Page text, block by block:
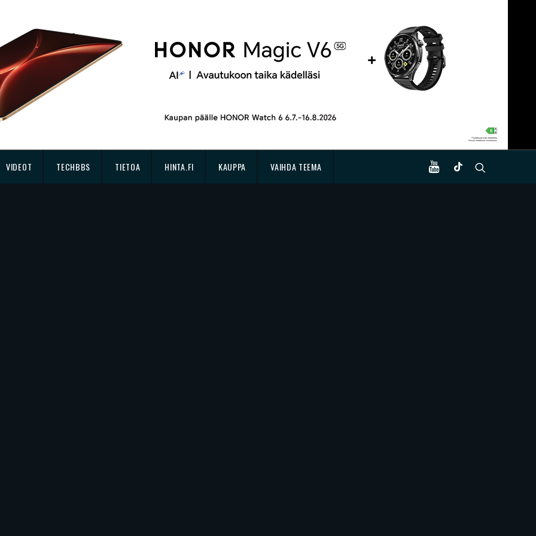
VIDEOT TECHBBS TIETOA HINTA.FI KAUPPA VAIHDA TEEMA